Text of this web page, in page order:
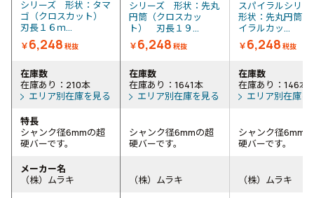
シリーズ 形状：タマ
ゴ（クロスカット）
刃長１６ｍ...
￥6,248 税抜
シリーズ 形状：先丸
円筒（クロスカッ
ト） 刃長１９...
￥6,248 税抜
スパイラルシリ
形状：先丸円筒（
イラルカッ...
￥6,248 税抜
在庫数
在庫あり：210本
エリア別在庫を見る
在庫数
在庫あり：1641本
エリア別在庫を見る
在庫数
在庫あり：146本
エリア別在庫を
特長
シャンク径6mmの超
硬バーです。
シャンク径6mmの超
硬バーです。
シャンク径6mm
硬バーです。
メーカー名
（株）ムラキ
（株）ムラキ
（株）ムラキ